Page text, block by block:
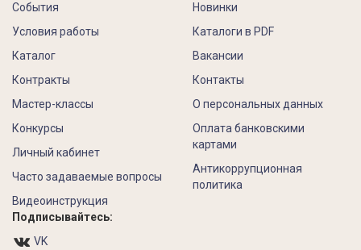
События
Условия работы
Каталог
Контракты
Новинки
Каталоги в PDF
Вакансии
Контакты
Мастер-классы
Конкурсы
Личный кабинет
Часто задаваемые вопросы
Видеоинструкция
О персональных данных
Оплата банковскими
картами
Антикоррупционная
политика
Подписывайтесь:
VK